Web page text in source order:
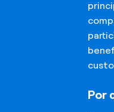
Por